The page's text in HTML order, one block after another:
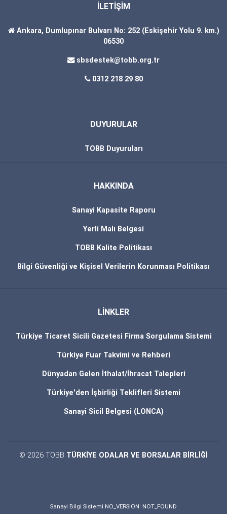
İLETİŞİM
Ankara, Dumlupınar Bulvarı No: 252 (Eskişehir Yolu 9. km.)
06530
sbsdestek@tobb.org.tr
0312 218 29 80
DUYURULAR
TOBB Duyuruları
HAKKINDA
Sanayi Kapasite Raporu
Yerli Malı Belgesi
TOBB Kalite Politikası
Bilgi Güvenliği ve Kişisel Verilerin Korunması Politikası
LİNKLER
Türkiye Ticaret Sicili Gazetesi Firma Sorgulama Sistemi
Türkiye Fuar Takvimi ve Rehberi
Dünyadan Gelen İthalat/İhracat Talepleri
Türkiye'den İşbirliği Teklifleri Sistemi
Sanayi Sicil Belgesi (LONCA)
© 2026 TOBB TÜRKİYE ODALAR VE BORSALAR BİRLİĞİ
Sanayi Bilgi Sistemi NO_VERSION: NOT_FOUND